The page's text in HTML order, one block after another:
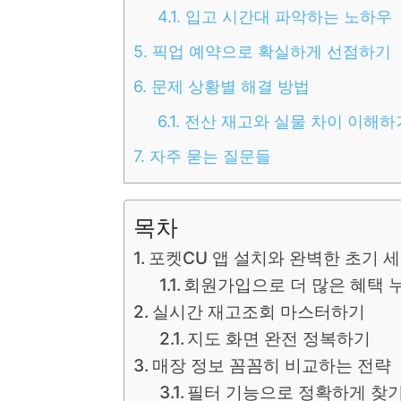
4.1. 입고 시간대 파악하는 노하우
5. 픽업 예약으로 확실하게 선점하기
6. 문제 상황별 해결 방법
6.1. 전산 재고와 실물 차이 이해하
7. 자주 묻는 질문들
목차
포켓CU 앱 설치와 완벽한 초기
회원가입으로 더 많은 혜택
실시간 재고조회 마스터하기
지도 화면 완전 정복하기
매장 정보 꼼꼼히 비교하는 전략
필터 기능으로 정확하게 찾기